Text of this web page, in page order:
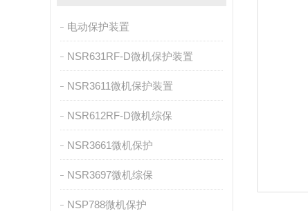
电动保护装置
NSR631RF-D微机保护装置
NSR3611微机保护装置
NSR612RF-D微机综保
NSR3661微机保护
NSR3697微机综保
NSP788微机保护